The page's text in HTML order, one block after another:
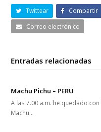
Twittear Compartir
Correo electrónico
Entradas relacionadas
Machu Pichu – PERU
A las 7.00 a.m. he quedado
Machu…